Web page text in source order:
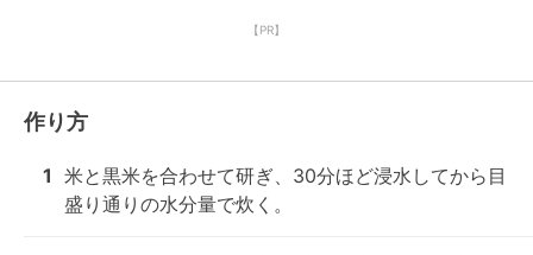
【PR】
作り方
1 米と黒米を合わせて研ぎ、30分ほど浸水してから目
盛り通りの水分量で炊く。